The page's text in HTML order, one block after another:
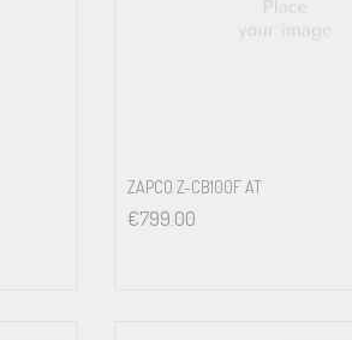
ZAPCO Z-CB100F AT
€799.00